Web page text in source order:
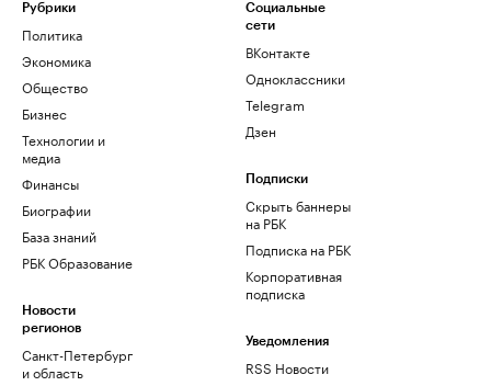
Рубрики
Политика
Экономика
Общество
Бизнес
Технологии и
медиа
Финансы
Биографии
База знаний
РБК Образование
Новости
регионов
Санкт-Петербург
и область
Социальные
сети
ВКонтакте
Одноклассники
Telegram
Дзен
Подписки
Скрыть баннеры
на РБК
Подписка на РБК
Корпоративная
подписка
Уведомления
RSS Новости